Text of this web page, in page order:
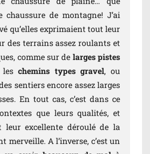
chaussure de montagne! J’ai
qu’elles exprimaient tout leur
des terrains assez roulants et
comme sur de larges pistes
leschemins types gravel, ou
sentiers encore assez larges
En tout cas, c’est dans ce
que leurs qualités, et
leur excellente déroulé de la
merveille. A l’inverse, c’est un